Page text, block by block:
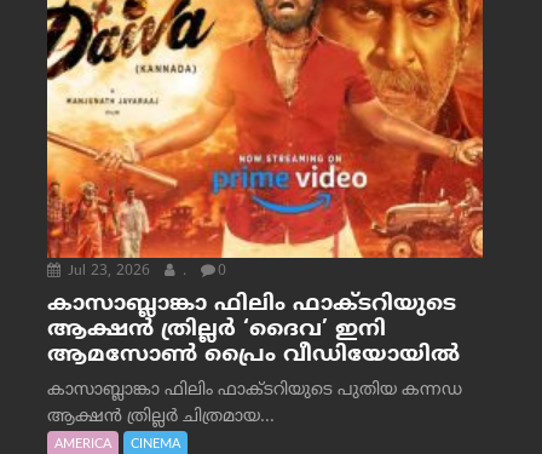
Jul 23, 2026 . 0
കാസാബ്ലാങ്കാ ഫിലിം ഫാക്ടറിയുടെ
ആക്ഷൻ ത്രില്ലർ ‘ദൈവ’ ഇനി
ആമസോൺ പ്രൈം വീഡിയോയിൽ
കാസാബ്ലാങ്കാ ഫിലിം ഫാക്ടറിയുടെ പുതിയ കന്നഡ
ആക്ഷൻ ത്രില്ലർ ചിത്രമായ...
AMERICA CINEMA